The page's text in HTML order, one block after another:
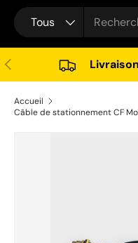
Recherche
Type de produit
Tous
Précédent
Accueil
Câble de stationnement CF